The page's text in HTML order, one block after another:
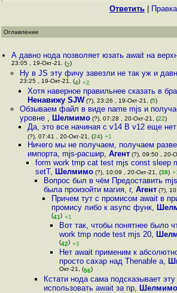
Ответить Правка
Оглавление
А давно нода позволяет юзать await на
23:05 , 19-Окт-21, (2)
Ну в JS эту фичу завезли не так уж и
23:25 , 19-Окт-21, (4) +2
Хотя наверное правильнее сказать в
Ненавижу SJW(?), 23:26 , 19-Окт-21, (5)
Обзываем файл в виде name mjs и
уровне , Шелмимо(?), 07:28 , 20-Окт-21, (22)
Да, это все начиная с v14 В v12 еще
(?), 07:41 , 20-Окт-21, (24) +1
Ничего мы не получаем, получаем
импорта, mjs-расшир, Агент(?), 09:50 , 20-
form work tmp cat test mjs const sleep
setT, Шелмимо (?), 10:09 , 20-Окт-21, (38)
Вопрос был в чём Предоставить
была произойти магия, г, Агент(?),
Причем тут с промисом await в
промису либо к async функ,
(41) +1
Вот так, чтобы понятнее было
work tmp node test mjs 20,
(42) +3
Нет await применим к
просто сахар над Thenable a,
Окт-21, (56)
Кстати нода сама подсказывает
использовать await за пр, Шелмимо